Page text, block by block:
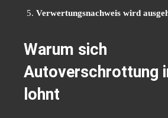
Verwertungsnachweis wird
Warum sich
Autoverschrottung
lohnt